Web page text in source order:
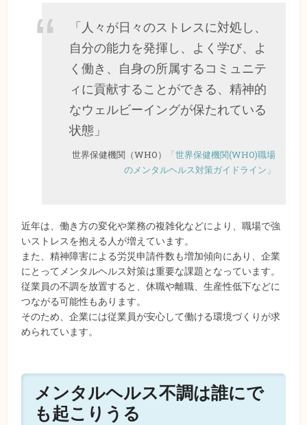
「人々が日々のストレスに対処し、
自分の能力を発揮し、よく学び、よ
く働き、自身の所属するコミュニテ
ィに貢献することができる、精神的
なウェルビーイングが保たれている
状態」
世界保健機関（WHO）
「世界保健機関(WHO)職場
のメンタルヘルス対策ガイドライン」
近年は、働き方の変化や業務の複雑化などにより、職場で強
いストレスを抱える人が増えています。
また、精神障害による労災申請件数も増加傾向にあり、企業
にとってメンタルヘルス対策は重要な課題となっています。
従業員の不調を放置すると、休職や離職、生産性低下などに
つながる可能性もあります。
そのため、企業には従業員が安心して働ける環境づくりが求
められています。
メンタルヘルス不調は誰にで
も起こりうる